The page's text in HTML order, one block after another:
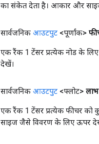
का संकेत देता है। आकार और
सार्वजनिक आउटपुट <पूर्णांक>
एक रैंक 1 टेंसर प्रत्येक नोड के
देखें।
सार्वजनिक आउटपुट <फ्लोट> लाभ
एक रैंक 1 टेंसर प्रत्येक फीचर को
साइज जैसे विवरण के लिए ऊपर